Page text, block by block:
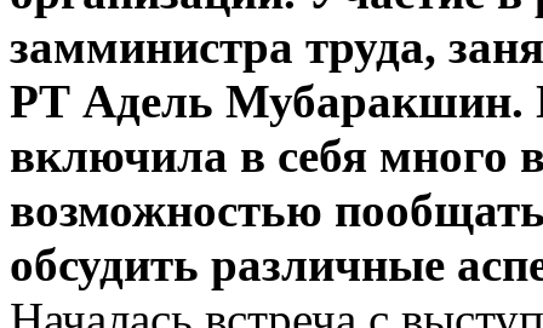
замминистра труда,
РТ Адель Мубаракшин.
включила в себя много
возможностью
обсудить различные